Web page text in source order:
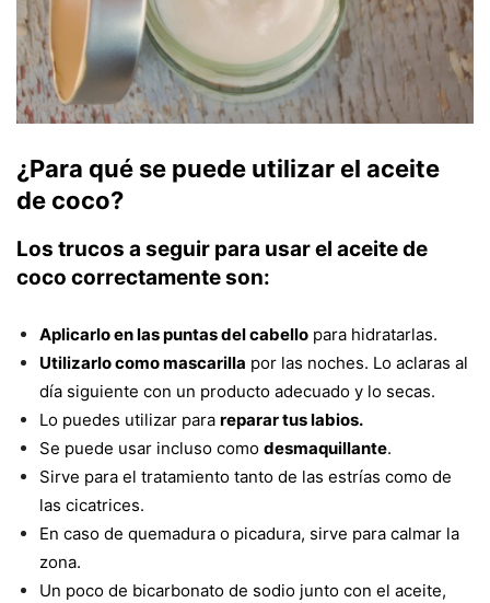
¿Para qué se puede utilizar el aceite
de coco?
Los trucos a seguir para usar el aceite de
coco correctamente son:
Aplicarlo en las puntas del cabello para hidratarlas.
Utilizarlo como mascarilla por las noches. Lo aclaras al
día siguiente con un producto adecuado y lo secas.
Lo puedes utilizar para reparar tus labios.
Se puede usar incluso como desmaquillante.
Sirve para el tratamiento tanto de las estrías como de
las cicatrices.
En caso de quemadura o picadura, sirve para calmar la
zona.
Un poco de bicarbonato de sodio junto con el aceite,